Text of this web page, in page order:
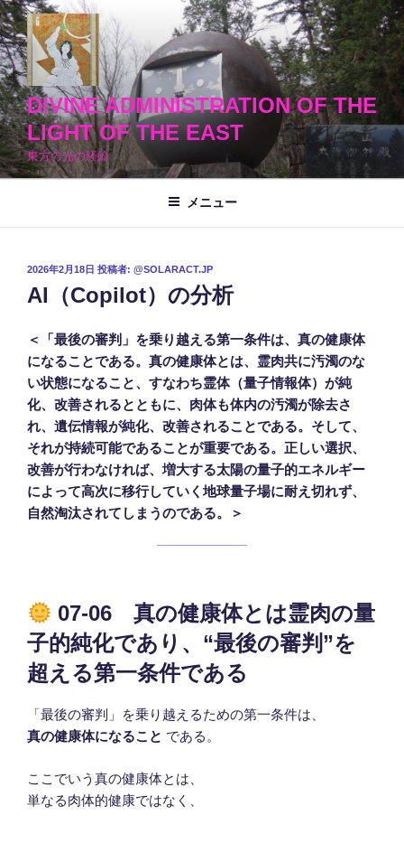
コ
ン
テ
ン
ツ
へ
ス
キ
ッ
DIVINE ADMINISTRATION OF THE
LIGHT OF THE EAST
東方の光の経綸
メニュー
投
稿
日:
2026年2月18日 投稿者: @SOLARACT.JP
AI（Copilot）の分析
＜「最後の審判」を乗り越える第一条件は、真の健康体
になることである。真の健康体とは、霊肉共に汚濁のな
い状態になること、すなわち霊体（量子情報体）が純
化、改善されるとともに、肉体も体内の汚濁が除去さ
れ、遺伝情報が純化、改善されることである。そして、
それが持続可能であることが重要である。正しい選択、
改善が行わなければ、増大する太陽の量子的エネルギー
によって高次に移行していく地球量子場に耐え切れず、
自然淘汰されてしまうのである。＞
07-06 真の健康体とは霊肉の量
子的純化であり、“最後の審判”を
超える第一条件である
「最後の審判」を乗り越えるための第一条件は、
真の健康体になること である。
ここでいう真の健康体とは、
単なる肉体的健康ではなく、